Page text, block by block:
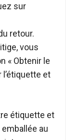
sur
retour.
vous
« Obtenir le
et
étiquette et
au